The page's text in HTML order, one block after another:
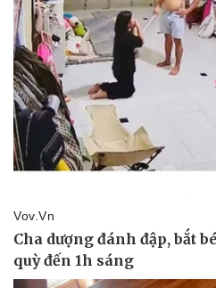
Pháp luật
Vụ án
Tin nóng
Tư vấn luật